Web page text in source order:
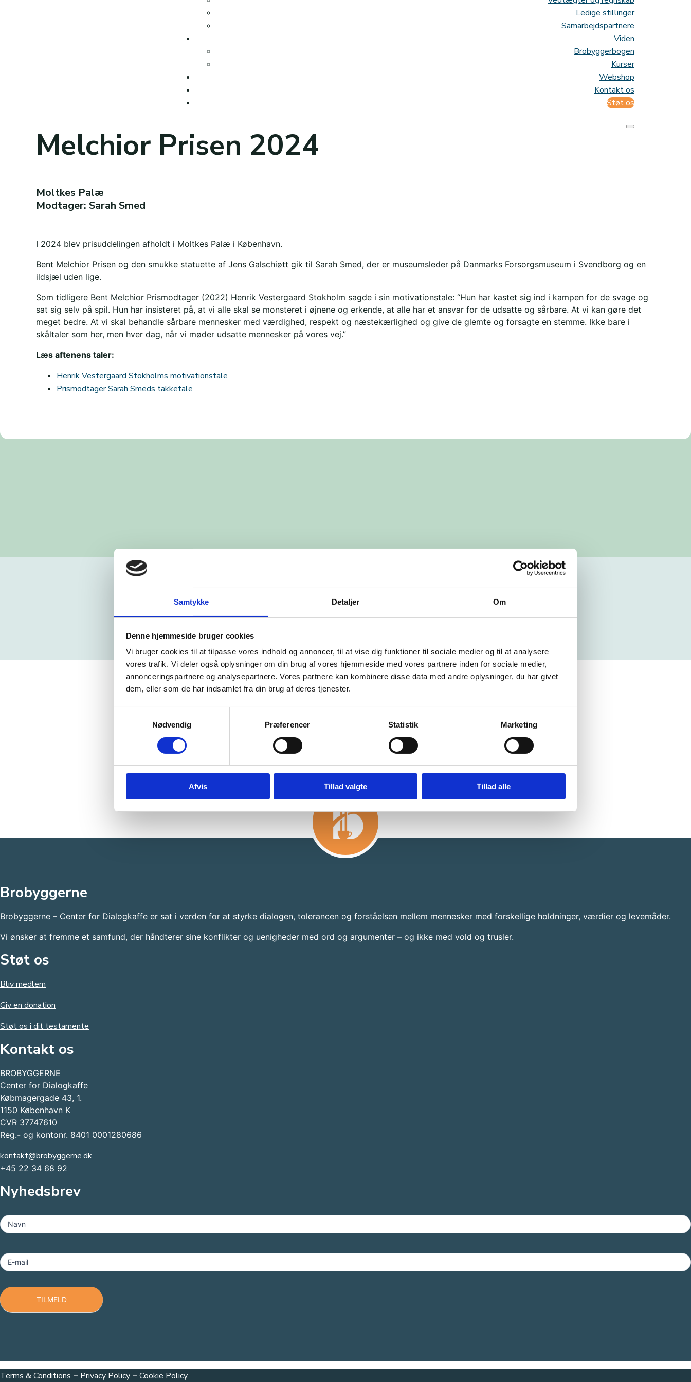
Samtykke Detaljer Om
Denne hjemmeside bruger cookies
Vi bruger cookies til at tilpasse vores indhold og annoncer, til at vise dig funktioner til sociale medier og til at analysere
vores trafik. Vi deler også oplysninger om din brug af vores hjemmeside med vores partnere inden for sociale medier,
annonceringspartnere og analysepartnere. Vores partnere kan kombinere disse data med andre oplysninger, du har givet
dem, eller som de har indsamlet fra din brug af deres tjenester.
Nødvendig
Præferencer Statistik Marketing
Afvis Tillad valgte Tillad alle
Ledige stillinger
Samarbejdspartnere
Viden
Brobyggerbogen
Kurser
Webshop
Kontakt os
Støt os
Melchior Prisen 2024
Moltkes Palæ
Modtager: Sarah Smed
I 2024 blev prisuddelingen afholdt i Moltkes Palæ i København.
Bent Melchior Prisen og den smukke statuette af Jens Galschiøtt gik til Sarah Smed, der er museumsleder på Danmarks Forsorgsmuseum i Svendborg og en
ildsjæl uden lige.
Som tidligere Bent Melchior Prismodtager (2022) Henrik Vestergaard Stokholm sagde i sin motivationstale: “Hun har kastet sig ind i kampen for de svage og
sat sig selv på spil. Hun har insisteret på, at vi alle skal se monsteret i øjnene og erkende, at alle har et ansvar for de udsatte og sårbare. At vi kan gøre det
meget bedre. At vi skal behandle sårbare mennesker med værdighed, respekt og næstekærlighed og give de glemte og forsagte en stemme. Ikke bare i
skåltaler som her, men hver dag, når vi møder udsatte mennesker på vores vej.”
Læs aftenens taler:
Henrik Vestergaard Stokholms motivationstale
Prismodtager Sarah Smeds takketale
Brobyggerne
Brobyggerne – Center for Dialogkaffe er sat i verden for at styrke dialogen, tolerancen og forståelsen mellem mennesker med forskellige holdninger, værdier og levemåder.
Vi ønsker at fremme et samfund, der håndterer sine konflikter og uenigheder med ord og argumenter – og ikke med vold og trusler.​
Støt os
Bliv medlem
Giv en donation
Støt os i dit testamente
Kontakt os
BROBYGGERNE
Center for Dialogkaffe
Købmagergade 43, 1.
1150 København K
CVR 37747610
Reg.- og kontonr. 8401 0001280686
kontakt@brobyggerne.dk
+45 22 34 68 92
Nyhedsbrev
-
Footer
Navn
E-mail
TILMELD
Terms & Conditions – Privacy Policy – Cookie Policy